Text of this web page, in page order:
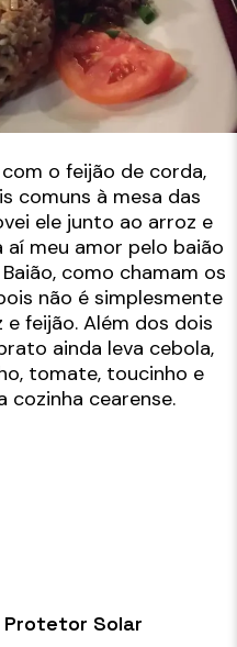
o feijão de corda,
comuns à mesa das
ele junto ao arroz e
meu amor pelo baião
como chamam os
não é simplesmente
feijão. Além dos dois
ainda leva cebola,
tomate, toucinho e
cozinha cearense.
Protetor Solar